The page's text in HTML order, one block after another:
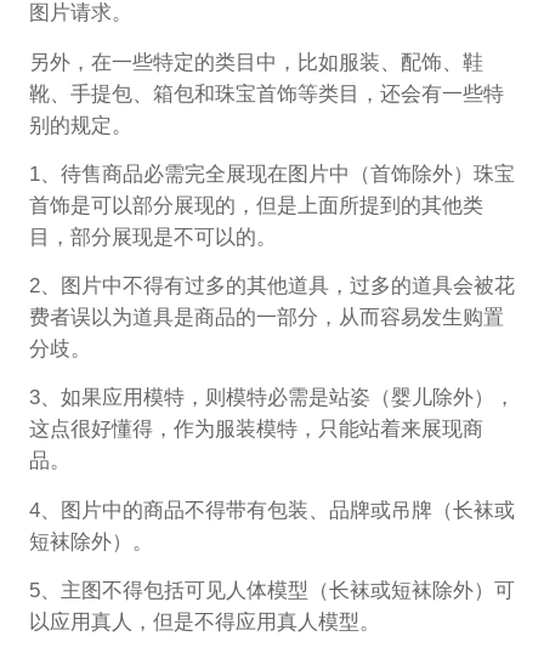
图片请求。
另外，在一些特定的类目中，比如服装、配饰、鞋
靴、手提包、箱包和珠宝首饰等类目，还会有一些特
别的规定。
1、待售商品必需完全展现在图片中（首饰除外）珠宝
首饰是可以部分展现的，但是上面所提到的其他类
目，部分展现是不可以的。
2、图片中不得有过多的其他道具，过多的道具会被花
费者误以为道具是商品的一部分，从而容易发生购置
分歧。
3、如果应用模特，则模特必需是站姿（婴儿除外），
这点很好懂得，作为服装模特，只能站着来展现商
品。
4、图片中的商品不得带有包装、品牌或吊牌（长袜或
短袜除外）。
5、主图不得包括可见人体模型（长袜或短袜除外）可
以应用真人，但是不得应用真人模型。